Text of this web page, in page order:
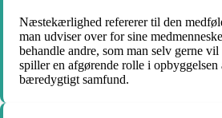
Næstekærlighed refererer til den
man udviser over for sine
behandle andre, som man selv gerne
spiller en afgørende rolle i
bæredygtigt samfund.